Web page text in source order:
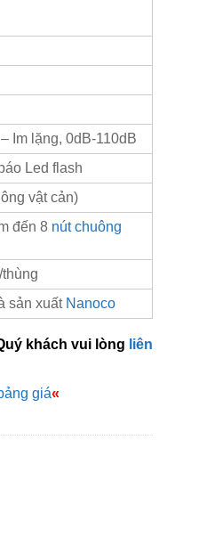
Im lặng, 0dB-110dB
Led flash
vật cản)
đến 8 nút chuông
sản xuất Nanoco
khách vui lòng liên
giá«